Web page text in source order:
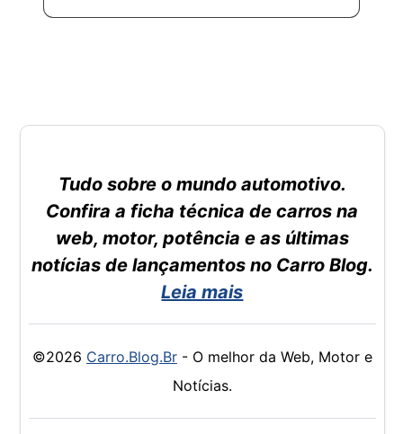
Tudo sobre o mundo automotivo.
Confira a ficha técnica de carros na
web, motor, potência e as últimas
notícias de lançamentos no Carro Blog.
Leia mais
©2026 Carro.Blog.Br- O melhor da Web, Motor e
Notícias.